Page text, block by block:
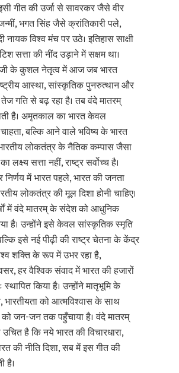
गीत की उर्जा से सावरकर जैसे वीर
भगत सिंह जैसे क्रांतिकारी पले,
विश्व मंच पर उठे। इतिहास साक्षी
सत्ता की नींद उड़ाने में सक्षम था।
जी के कुशल नेतृत्व में आज जब भारत
आस्था, सांस्कृतिक पुनरुत्थान और
गति से बढ़ रहा है। तब वंदे मातरम्
है। अमृतकाल का भारत केवल
बल्कि आने वाले भविष्य के भारत
लोकतंत्र के नैतिक कम्पास जैसा
लक्ष्य सत्ता नहीं, राष्ट्र सर्वोच्च है।
निर्णय में भारत पहले, भारत की जनता
लोकतंत्र की मूल दिशा होनी चाहिए।
में वंदे मातरम् के संदेश को आधुनिक
है। उन्होंने इसे केवल सांस्कृतिक स्मृति
इसे नई पीढ़ी की राष्ट्र चेतना के केंद्र
शक्ति के रूप में उभर रहा है,
हर वैश्विक संवाद में भारत की हजारों
स्थापित किया है। उन्होंने मातृभूमि के
भारतीयता को आत्मविश्वास के साथ
को जन-जन तक पहुँचाया है। वंदे मातरम्
है कि नये भारत की विचारधारा,
की नीति दिशा, सब में इस गीत की
है।